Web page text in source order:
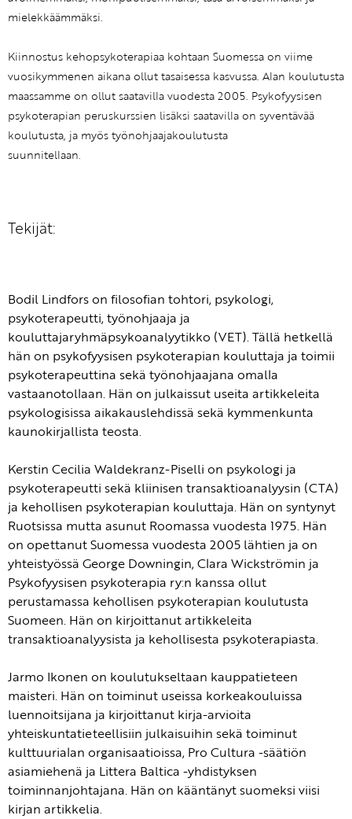
mielekkäämmäksi.
Kiinnostus kehopsykoterapiaa kohtaan Suomessa on viime
vuosikymmenen aikana ollut tasaisessa kasvussa. Alan koulutusta
maassamme on ollut saatavilla vuodesta 2005. Psykofyysisen
psykoterapian peruskurssien lisäksi saatavilla on syventävää
koulutusta, ja myös työnohjaajakoulutusta
suunnitellaan.
Tekijät:
Bodil Lindfors on filosofian tohtori, psykologi,
psykoterapeutti, työnohjaaja ja
kouluttajaryhmäpsykoanalyytikko (VET). Tällä hetkellä
hän on psykofyysisen psykoterapian kouluttaja ja toimii
psykoterapeuttina sekä työnohjaajana omalla
vastaanotollaan. Hän on julkaissut useita artikkeleita
psykologisissa aikakauslehdissä sekä kymmenkunta
kaunokirjallista teosta.
Kerstin Cecilia Waldekranz-Piselli on psykologi ja
psykoterapeutti sekä kliinisen transaktioanalyysin (CTA)
ja kehollisen psykoterapian kouluttaja. Hän on syntynyt
Ruotsissa mutta asunut Roomassa vuodesta 1975. Hän
on opettanut Suomessa vuodesta 2005 lähtien ja on
yhteistyössä George Downingin, Clara Wickströmin ja
Psykofyysisen psykoterapia ry:n kanssa ollut
perustamassa kehollisen psykoterapian koulutusta
Suomeen. Hän on kirjoittanut artikkeleita
transaktioanalyysista ja kehollisesta psykoterapiasta.
Jarmo Ikonen on koulutukseltaan kauppatieteen
maisteri. Hän on toiminut useissa korkeakouluissa
luennoitsijana ja kirjoittanut kirja-arvioita
yhteiskuntatieteellisiin julkaisuihin sekä toiminut
kulttuurialan organisaatioissa, Pro Cultura -säätiön
asiamiehenä ja Littera Baltica -yhdistyksen
toiminnanjohtajana. Hän on kääntänyt suomeksi viisi
kirjan artikkelia.